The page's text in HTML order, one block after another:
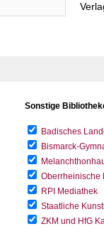
Sonstige
Badisches
Bismarck-
Oberrheinische
RPI Mediathek
Staatliche
ZKM und HfG